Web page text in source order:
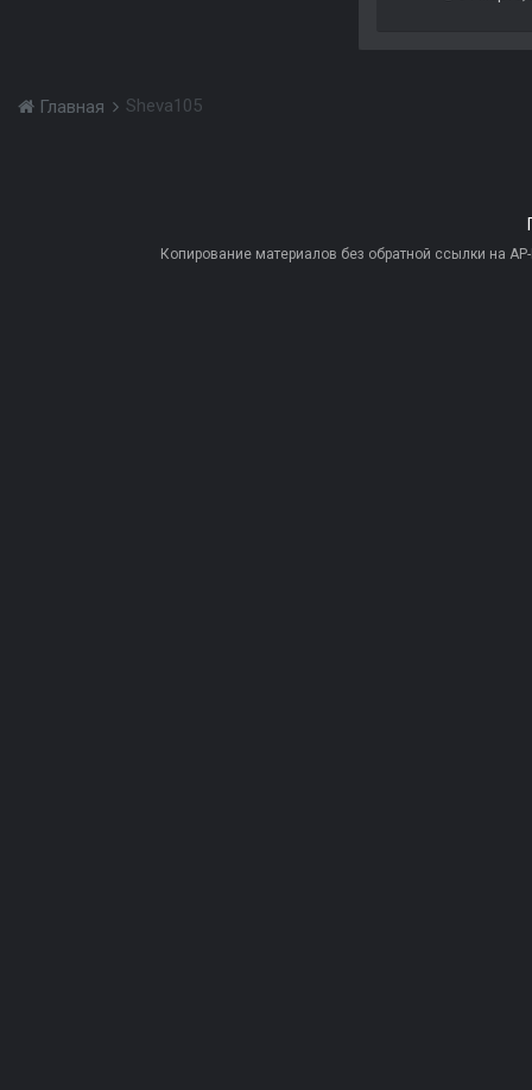
Главная Sheva105
Копирование материалов без обратной ссылки на